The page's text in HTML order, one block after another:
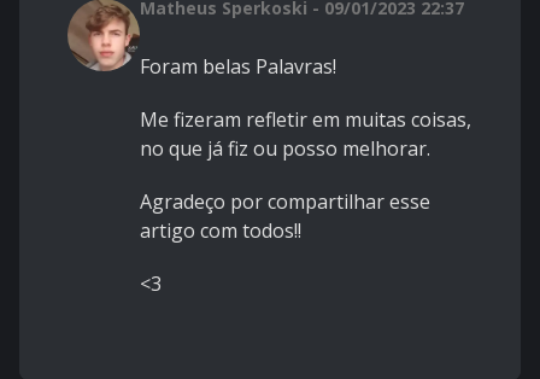
Matheus Sperkoski - 09/01/2023 22:37
Foram belas Palavras!
Me fizeram refletir em muitas coisas,
no que já fiz ou posso melhorar.
Agradeço por compartilhar esse
artigo com todos!!
<3